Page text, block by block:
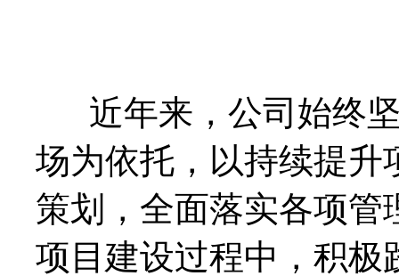
近年来，公司始终坚
场为依托，以持续提升
策划，全面落实各项管
项目建设过程中，积极